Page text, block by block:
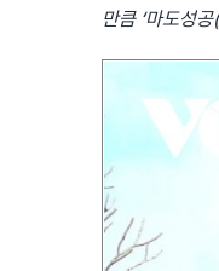
만큼 ‘마도성